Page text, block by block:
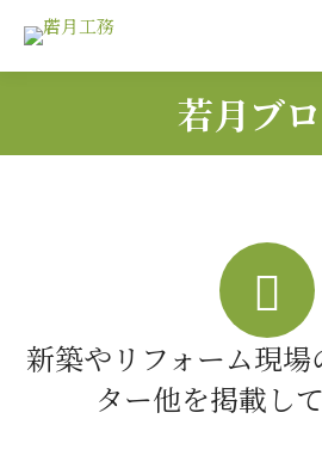
若月ブ
You are
新築やリフォーム現場
ター他を掲載し